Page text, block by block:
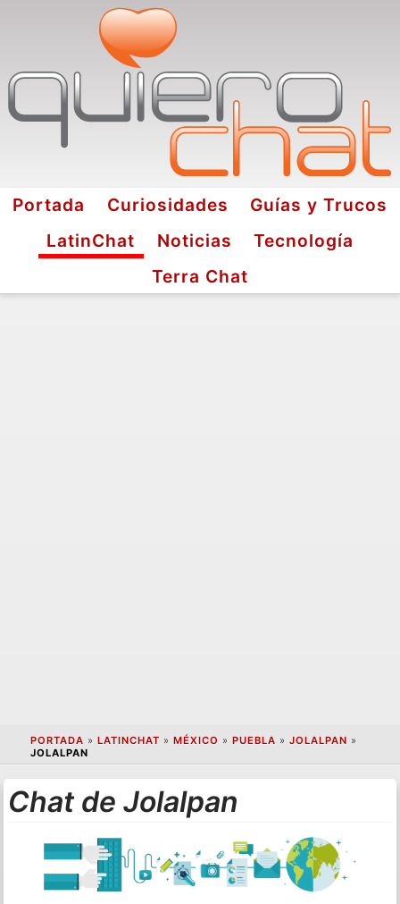
Portada Curiosidades
Guías y Trucos
LatinChat
Noticias
Tecnología
Terra Chat
PORTADA » LATINCHAT » MÉXICO » PUEBLA » JOLALPAN »
JOLALPAN
Chat de Jolalpan